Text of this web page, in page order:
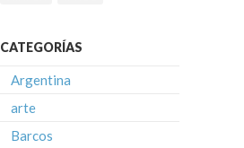
CATEGORÍAS
Argentina
arte
Barcos